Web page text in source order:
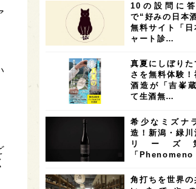
奈良県 滋賀県 7
富山県 6 フランス 6 高知県 5
4 アメリカ 4 神奈川県 4
4 三重県 大阪府 3
オーストラリア 台湾 2 アジア
SAKEの時代を生きる 静岡県 1
10の設問に
で“好みの日本
無料サイト「日
ャート診…
真夏にしぼりた
さを無料体験！
酒造が「吉峯
て生酒無…
希少なミズナ
造！新潟・緑川
リーズ
「
角打ちを世界の